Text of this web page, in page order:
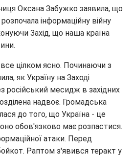
Оксана Забужко заявила, що
інформаційну війну
Захід, що наша країна
цілком ясно. Починаючи з
як Україну на Заході
російський месидж в західних
надвоє. Громадська
до того, що Україна - це
обов'язково має розпастися.
атаки. Перед
Раптом з'явився теракт у